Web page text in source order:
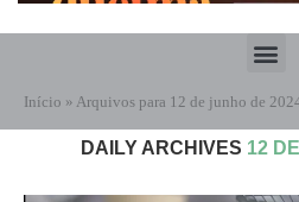
Início » Arquivos para 12 de junho de
DAILY ARCHIVES 12